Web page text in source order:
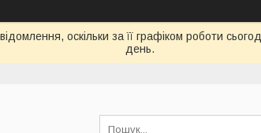
оскільки за її графіком роботи
день.